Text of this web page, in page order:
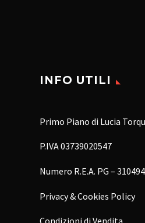
INFO UTILI
Primo Piano di Lucia
P.IVA 03739020547
Numero R.E.A. PG – 310494
Privacy & Cookies Policy